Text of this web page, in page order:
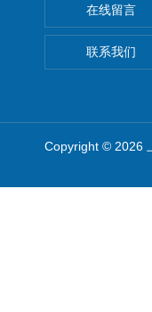
在线留言
联系我们
Copyright © 2026